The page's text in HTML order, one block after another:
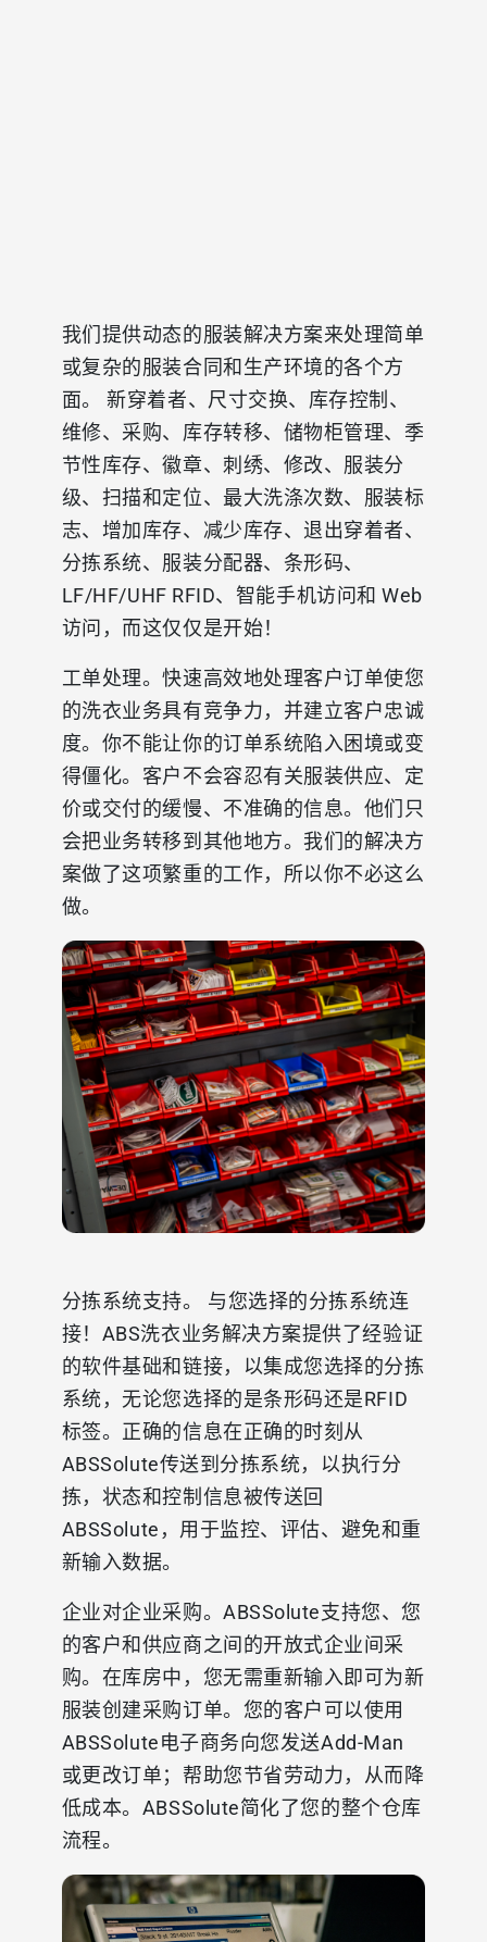
我们提供动态的服装解决方案来处理简单
或复杂的服装合同和生产环境的各个方
面。 新穿着者、尺寸交换、库存控制、
维修、采购、库存转移、储物柜管理、季
节性库存、徽章、刺绣、修改、服装分
级、扫描和定位、最大洗涤次数、服装标
志、增加库存、减少库存、退出穿着者、
分拣系统、服装分配器、条形码、
LF/HF/UHF RFID、智能手机访问和 Web
访问，而这仅仅是开始！
工单处理。快速高效地处理客户订单使您
的洗衣业务具有竞争力，并建立客户忠诚
度。你不能让你的订单系统陷入困境或变
得僵化。客户不会容忍有关服装供应、定
价或交付的缓慢、不准确的信息。他们只
会把业务转移到其他地方。我们的解决方
案做了这项繁重的工作，所以你不必这么
做。
分拣系统支持。 与您选择的分拣系统连
接！ABS洗衣业务解决方案提供了经验证
的软件基础和链接，以集成您选择的分拣
系统，无论您选择的是条形码还是RFID
标签。正确的信息在正确的时刻从
ABSSolute传送到分拣系统，以执行分
拣，状态和控制信息被传送回
ABSSolute，用于监控、评估、避免和重
新输入数据。
企业对企业采购。ABSSolute支持您、您
的客户和供应商之间的开放式企业间采
购。在库房中，您无需重新输入即可为新
服装创建采购订单。您的客户可以使用
ABSSolute电子商务向您发送Add-Man
或更改订单；帮助您节省劳动力，从而降
低成本。ABSSolute简化了您的整个仓库
流程。